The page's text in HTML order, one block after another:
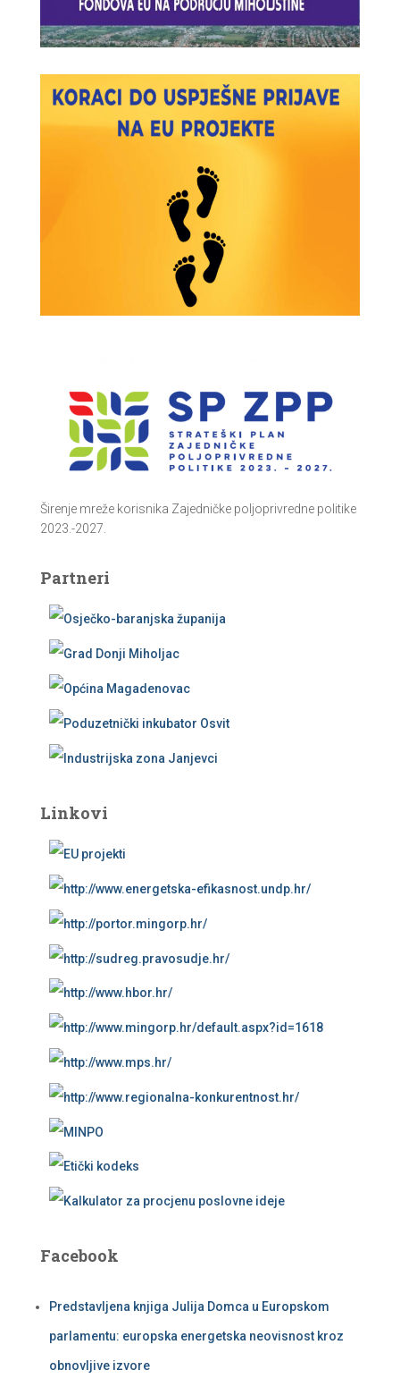
Širenje mreže korisnika Zajedničke poljoprivredne politike
2023.-2027.
Partneri
Linkovi
Facebook
Predstavljena knjiga Julija Domca u Europskom
parlamentu: europska energetska neovisnost kroz
obnovljive izvore